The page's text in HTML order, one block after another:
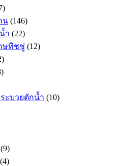
น (146)
ำ (22)
ษทิชชู่ (12)
ะบวยตักน้ำ (10)
(9)
(4)